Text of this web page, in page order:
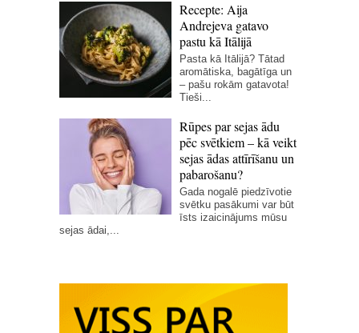
Recepte: Aija
Andrejeva gatavo
pastu kā Itālijā
Pasta kā Itālijā? Tātad
aromātiska, bagātīga un
– pašu rokām gatavota!
Tieši...
Rūpes par sejas ādu
pēc svētkiem – kā veikt
sejas ādas attīrīšanu un
pabarošanu?
Gada nogalē piedzīvotie
svētku pasākumi var būt
īsts izaicinājums mūsu
sejas ādai,...